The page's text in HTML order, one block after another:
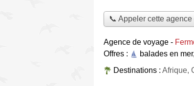
📞 Appeler cette
Agence de voyage -
Offres :
balades en mer,
Destinations : Afrique,